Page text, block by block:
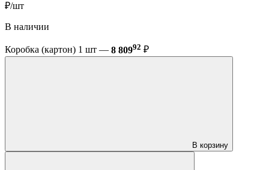
₽/шт
В наличии
Коробка (картон) 1 шт — 8 80992 ₽
В корзину